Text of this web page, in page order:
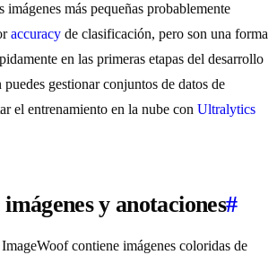
imágenes más pequeñas probablemente
accuracy de clasificación, pero son una forma
en las primeras etapas del desarrollo
gestionar conjuntos de datos de
el entrenamiento en la nube con Ultralytics
y anotaciones#
contiene imágenes coloridas de